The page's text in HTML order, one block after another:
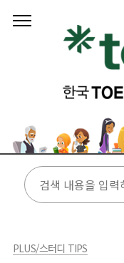
PLUS/스터디 TIPS